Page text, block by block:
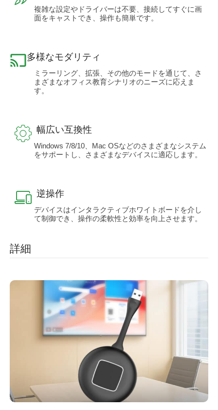
複雑な設定やドライバーは不要、接続してすぐに画
面をキャストでき、操作も簡単です。
多様なモダリティ
ミラーリング、拡張、その他のモードを通じて、さ
まざまなオフィス教育シナリオのニーズに応えま
す。
幅広い互換性
Windows 7/8/10、Mac OSなどのさまざまなシステム
をサポートし、さまざまなデバイスに適応します。
逆操作
デバイスはインタラクティブホワイトボードを介し
て制御でき、操作の柔軟性と効率を向上させます。
詳細